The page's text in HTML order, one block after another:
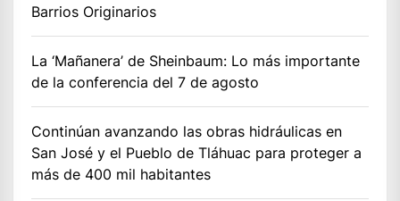
Barrios Originarios
La ‘Mañanera’ de Sheinbaum: Lo más importante
de la conferencia del 7 de agosto
Continúan avanzando las obras hidráulicas en
San José y el Pueblo de Tláhuac para proteger a
más de 400 mil habitantes